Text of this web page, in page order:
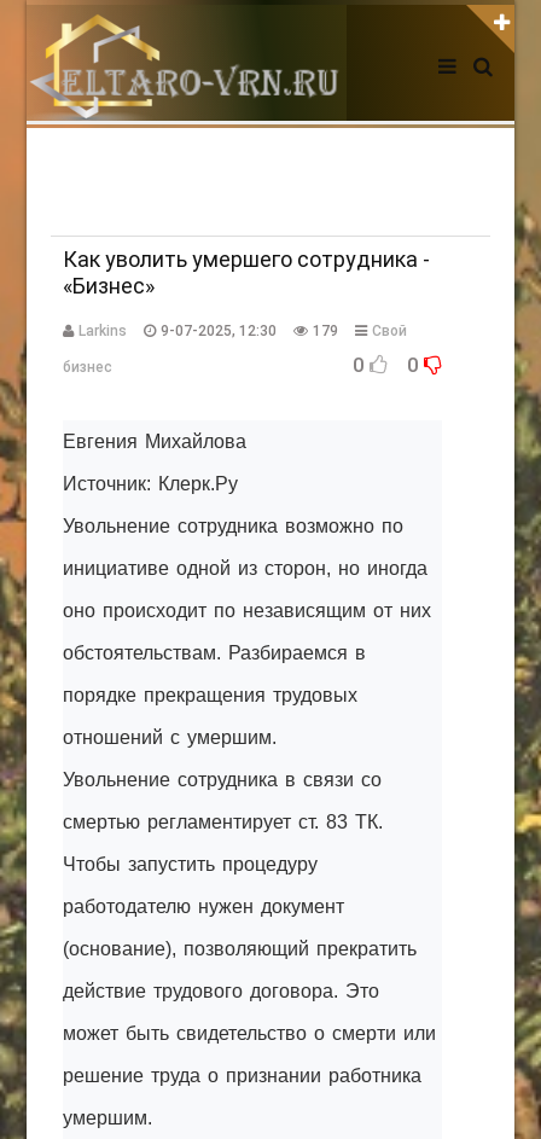
АВТОРИЗАЦИЯ НА САЙТЕ
Регистрация
КАК С НАМИ СВЯЗАТЬСЯ
yrikf40@gmail.com
Eltaro-Vrn.ru
@Edgarpo36
Как уволить умершего сотрудника -
«Бизнес»
Larkins 9-07-2025, 12:30 179 Свой
бизнес 0 0
Евгения Михайлова
Источник: Клерк.Ру
Увольнение сотрудника возможно по
инициативе одной из сторон, но иногда
оно происходит по независящим от них
обстоятельствам. Разбираемся в
порядке прекращения трудовых
отношений с умершим.
Увольнение сотрудника в связи со
смертью регламентирует ст. 83 ТК.
Чтобы запустить процедуру
работодателю нужен документ
(основание), позволяющий прекратить
действие трудового договора. Это
может быть свидетельство о смерти или
решение труда о признании работника
умершим.